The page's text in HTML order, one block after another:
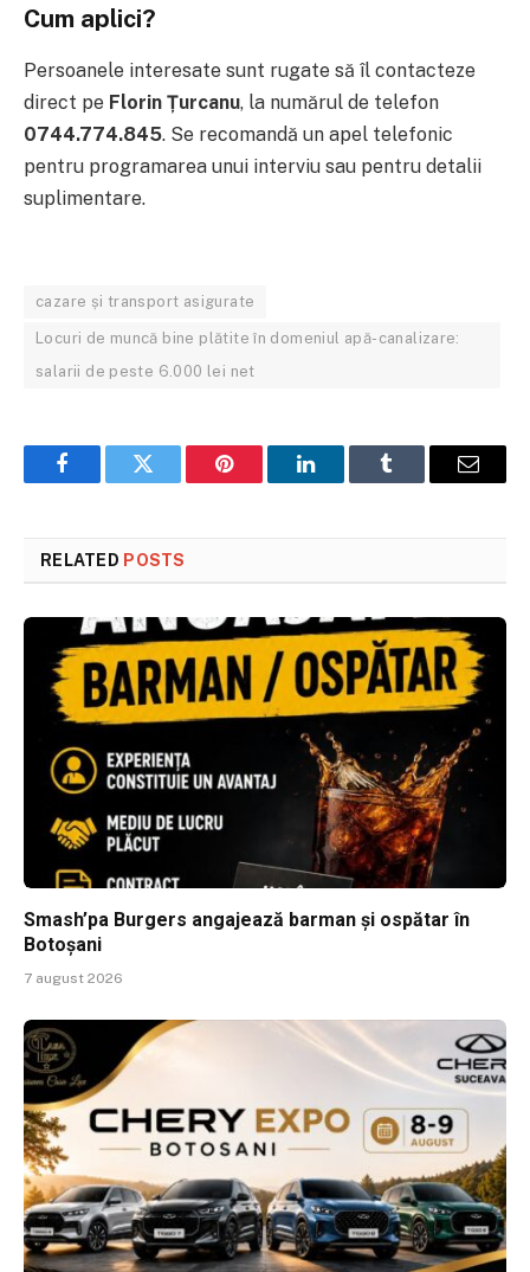
Cum aplici?
Persoanele interesate sunt rugate să îl contacteze
direct pe Florin Țurcanu, la numărul de telefon
0744.774.845. Se recomandă un apel telefonic
pentru programarea unui interviu sau pentru detalii
suplimentare.
cazare și transport asigurate
Locuri de muncă bine plătite în domeniul apă-canalizare:
salarii de peste 6.000 lei net
FacebookTwitter Pinterest LinkedInTumblr Email
RELATED POSTS
Smash’pa Burgers angajează barman și ospătar în
Botoșani
7 august 2026